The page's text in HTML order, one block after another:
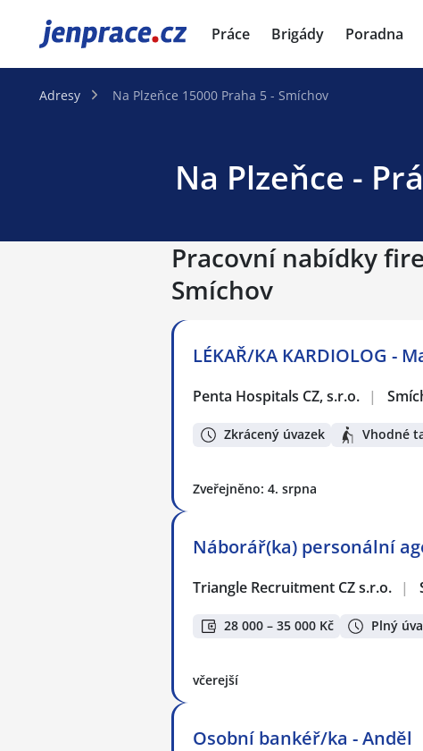
JenPráce.cz Práce Brigády Poradna
Adresy Na Plzeňce 15000 Praha 5 - Smíchov
Na Plzeňce -
Pracovní nabídky
Smíchov
LÉKAŘ/KA KARDIOLOG -
Penta Hospitals CZ, s.r.o. |
Zkrácený úvazek Vhodné
Zveřejněno: 4. srpna
Náborář(ka) personální
Triangle Recruitment CZ s.r.o. |
28 000 – 35 000 Kč Plný
včerejší
Osobní bankéř/ka - Anděl